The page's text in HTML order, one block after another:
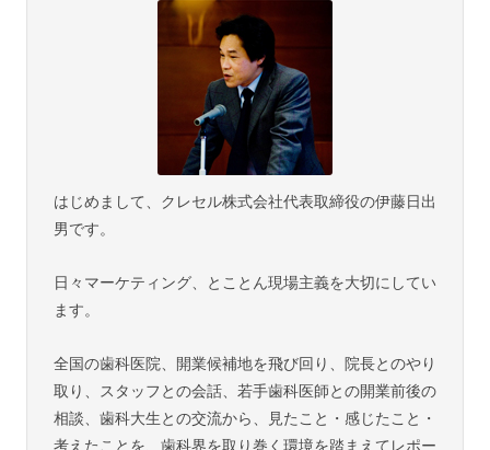
はじめまして、クレセル株式会社代表取締役の伊藤日出
男です。
日々マーケティング、とことん現場主義を大切にしてい
ます。
全国の歯科医院、開業候補地を飛び回り、院長とのやり
取り、スタッフとの会話、若手歯科医師との開業前後の
相談、歯科大生との交流から、見たこと・感じたこと・
考えたことを、歯科界を取り巻く環境を踏まえてレポー